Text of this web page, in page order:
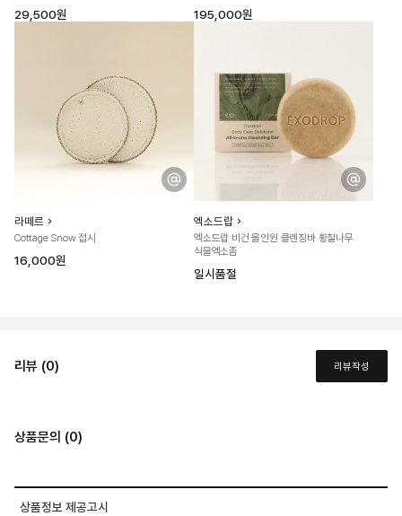
29,500원 195,000원
라떼르
Cottage Snow 접시
16,000원
엑소드랍
엑소드랍 비건 올인원 클렌징바 황칠나무
식물엑소좀
일시품절
리뷰 (0) 리뷰작성
상품문의 (0)
상품정보 제공고시